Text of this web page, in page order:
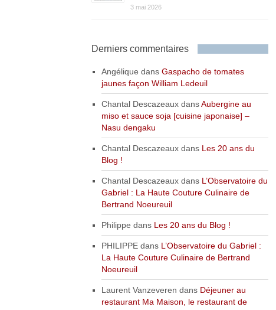
3 mai 2026
Derniers commentaires
Angélique dans Gaspacho de tomates
jaunes façon William Ledeuil
Chantal DescazeauxdansAubergine au
miso et sauce soja [cuisine japonaise] –
Nasu dengaku
Chantal Descazeauxdans Les 20 ans du
Blog !
Chantal Descazeauxdans L’Observatoire du
Gabriel : La Haute Couture Culinaire de
Bertrand Noeureuil
Philippe dans Les 20 ans du Blog !
PHILIPPEdans L’Observatoire du Gabriel :
La Haute Couture Culinaire de Bertrand
Noeureuil
Laurent Vanzeveren dans Déjeuner au
restaurant Ma Maison, le restaurant de